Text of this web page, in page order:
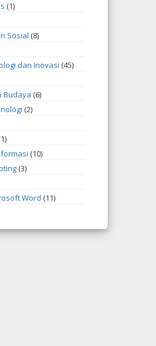
(1)
Sosial (8)
dan Inovasi (45)
Budaya (6)
(2)
(10)
(3)
Word (11)